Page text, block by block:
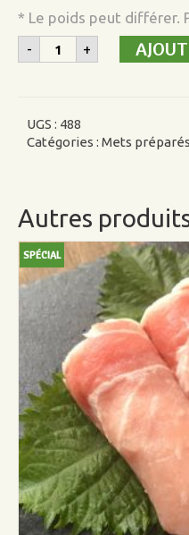
* Le poids peut différer.
- quantité
de
farci
(pomme
et
+
UGS : 488
Catégories : Mets préparés
Autres
SPÉCIAL